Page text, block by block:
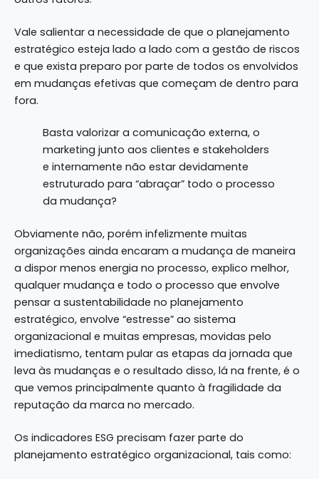
Vale salientar a necessidade de que o planejamento
estratégico esteja lado a lado com a gestão de riscos
e que exista preparo por parte de todos os envolvidos
em mudanças efetivas que começam de dentro para
fora.
Basta valorizar a comunicação externa, o
marketing junto aos clientes e stakeholders
e internamente não estar devidamente
estruturado para “abraçar” todo o processo
da mudança?
Obviamente não, porém infelizmente muitas
organizações ainda encaram a mudança de maneira
a dispor menos energia no processo, explico melhor,
qualquer mudança e todo o processo que envolve
pensar a sustentabilidade no planejamento
estratégico, envolve “estresse” ao sistema
organizacional e muitas empresas, movidas pelo
imediatismo, tentam pular as etapas da jornada que
leva às mudanças e o resultado disso, lá na frente, é o
que vemos principalmente quanto à fragilidade da
reputação da marca no mercado.
Os indicadores ESG precisam fazer parte do
planejamento estratégico organizacional, tais como: